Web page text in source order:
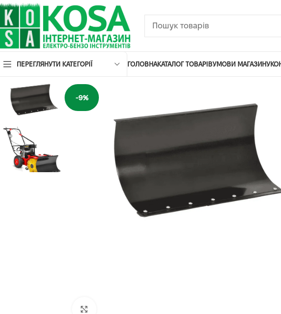
ПЕРЕГЛЯНУТИ КАТЕГОРІЇ ГОЛОВНАКАТАЛОГ ТОВАРІВУМОВИ МАГАЗИНУ
-9%